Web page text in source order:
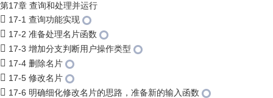
第17章 查询和处理并运行
17-1 查询功能实现
17-2 准备处理名片函数
17-3 增加分支判断用户操作类型
17-4 删除名片
17-5 修改名片
17-6 明确细化修改名片的思路，准备新的输入函数